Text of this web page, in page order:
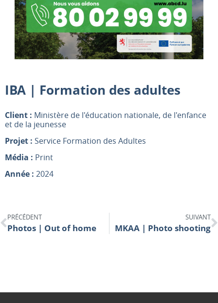
IBA | Formation des adultes
Client : Ministère de l'éducation nationale, de l'enfance
et de la jeunesse
Projet : Service Formation des Adultes
Média : Print
Année : 2024
PRÉCÉDENT
Photos | Out of home
SUIVANT
MKAA | Photo shooting